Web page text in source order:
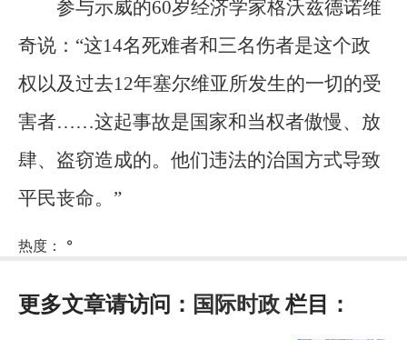
参与示威的60岁经济学家格沃兹德诺维
奇说：“这14名死难者和三名伤者是这个政
权以及过去12年塞尔维亚所发生的一切的受
害者……这起事故是国家和当权者傲慢、放
肆、盗窃造成的。他们违法的治国方式导致
平民丧命。”
热度： °
更多文章请访问： 国际时政栏目：